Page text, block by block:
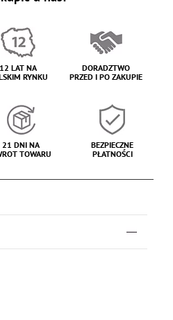
12 LAT NA
RYNKU
DORADZTWO
PRZED I PO ZAKUPIE
21 DNI NA
TOWARU
BEZPIECZNE
PŁATNOŚCI